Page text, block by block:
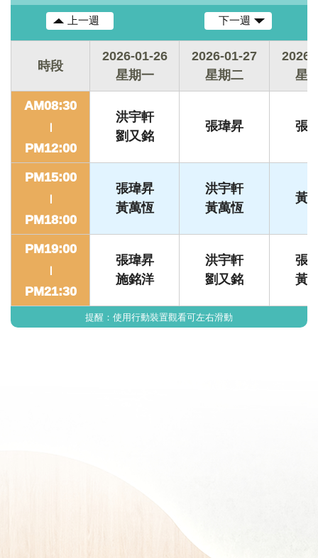
上一週 下一週
時段
2026-01-26
星期一
2026-01-27
星期二
2026-
星
AM08:30
PM12:00
洪宇軒
劉又銘
張瑋昇 張
PM15:00
PM18:00
張瑋昇
黃萬恆
洪宇軒
黃萬恆
黃
PM19:00
PM21:30
張瑋昇
施銘洋
洪宇軒
劉又銘
張
黃
提醒：使用行動裝置觀看可左右滑動